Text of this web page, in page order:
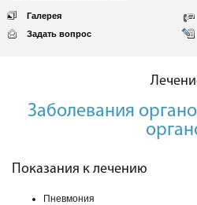
Галерея
Задать вопрос
Заболевания
Показания к лечению
Пневмония